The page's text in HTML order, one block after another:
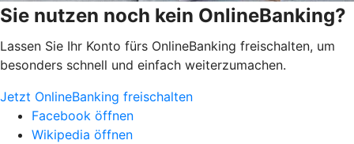
Sie nutzen noch kein OnlineBanking?
Lassen Sie Ihr Konto fürs OnlineBanking freischalten, um
besonders schnell und einfach weiterzumachen.
Jetzt OnlineBanking freischalten
Facebook öffnen
Wikipedia öffnen